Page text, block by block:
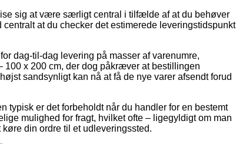
sig at være særligt central i tilfælde af at du behøver
at du checker det estimerede leveringstidspunkt
dag-til-dag levering på masser af varenumre,
x 200 cm, der dog påkræver at bestillingen
sandsynligt kan nå at få de nye varer afsendt forud
typisk er det forbeholdt når du handler for en bestemt
mulighed for fragt, hvilket ofte – ligegyldigt om man
din ordre til et udleveringssted.